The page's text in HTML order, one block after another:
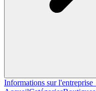
Informations sur l'entreprise